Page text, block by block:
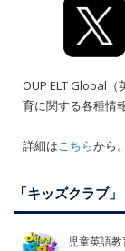
OUP ELT Global
育に関する各種情
詳細はこちらから。
「キッズクラブ
児童英語